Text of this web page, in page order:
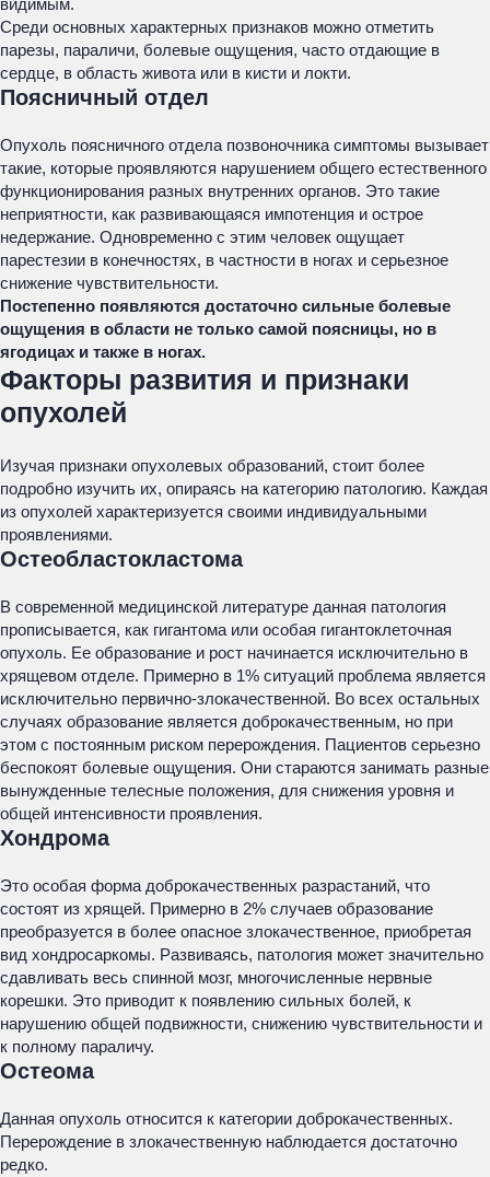
видимым.
Среди основных характерных признаков можно отметить
парезы, параличи, болевые ощущения, часто отдающие в
сердце, в область живота или в кисти и локти.
Поясничный отдел
Опухоль поясничного отдела позвоночника симптомы вызывает
такие, которые проявляются нарушением общего естественного
функционирования разных внутренних органов. Это такие
неприятности, как развивающаяся импотенция и острое
недержание. Одновременно с этим человек ощущает
парестезии в конечностях, в частности в ногах и серьезное
снижение чувствительности.
Постепенно появляются достаточно сильные болевые
ощущения в области не только самой поясницы, но в
ягодицах и также в ногах.
Факторы развития и признаки
опухолей
Изучая признаки опухолевых образований, стоит более
подробно изучить их, опираясь на категорию патологию. Каждая
из опухолей характеризуется своими индивидуальными
проявлениями.
Остеобластокластома
В современной медицинской литературе данная патология
прописывается, как гигантома или особая гигантоклеточная
опухоль. Ее образование и рост начинается исключительно в
хрящевом отделе. Примерно в 1% ситуаций проблема является
исключительно первично-злокачественной. Во всех остальных
случаях образование является доброкачественным, но при
этом с постоянным риском перерождения. Пациентов серьезно
беспокоят болевые ощущения. Они стараются занимать разные
вынужденные телесные положения, для снижения уровня и
общей интенсивности проявления.
Хондрома
Это особая форма доброкачественных разрастаний, что
состоят из хрящей. Примерно в 2% случаев образование
преобразуется в более опасное злокачественное, приобретая
вид хондросаркомы. Развиваясь, патология может значительно
сдавливать весь спинной мозг, многочисленные нервные
корешки. Это приводит к появлению сильных болей, к
нарушению общей подвижности, снижению чувствительности и
к полному параличу.
Остеома
Данная опухоль относится к категории доброкачественных.
Перерождение в злокачественную наблюдается достаточно
редко.